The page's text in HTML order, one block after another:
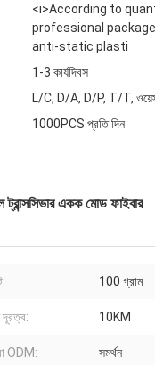
<i>According to
professional
anti-static plasti
1-3 কার্যদিবস
L/C, D/A, D/P, T/T,
1000PCS প্রতি দিন
একক মোড ফাইবার
100 গ্রাম
দূরত্ব: 10KM
ODM: সমর্থন